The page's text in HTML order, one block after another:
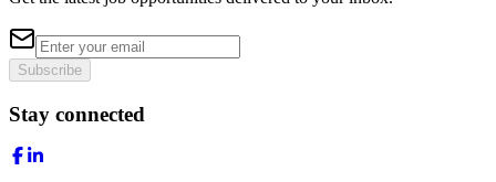
Subscribe
Stay connected